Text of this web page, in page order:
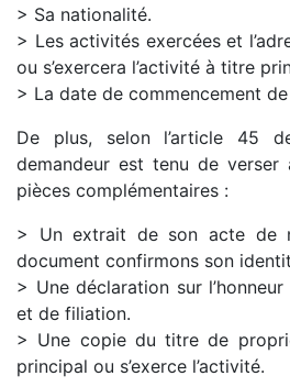
> Sa nationalité.
> Les activités exercées et
ou s’exercera l’activité à titre
> La date de commencement de
De plus, selon l’article 45
demandeur est tenu de verser
pièces complémentaires :
> Un extrait de son acte de
document confirmons son
> Une déclaration sur
et de filiation.
> Une copie du titre de
principal ou s’exerce l’activité.